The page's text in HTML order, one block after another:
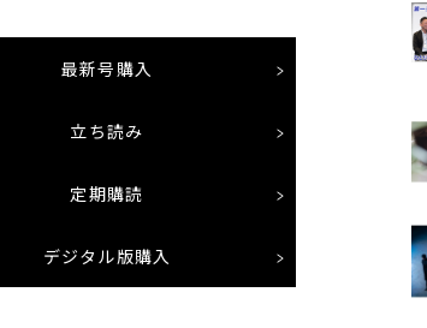
最新号購入
立ち読み
定期購読
デジタル版購入